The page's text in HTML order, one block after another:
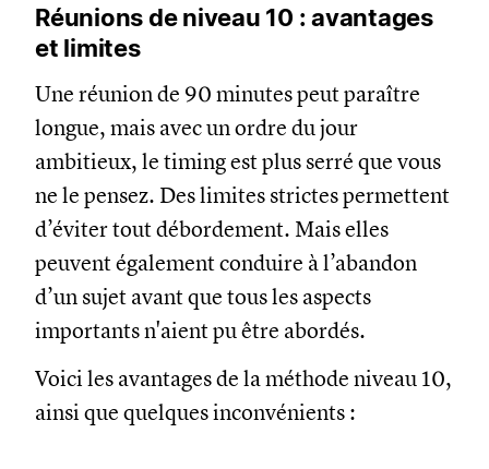
Réunions de niveau 10 : avantages
et limites
Une réunion de 90 minutes peut paraître
longue, mais avec un ordre du jour
ambitieux, le timing est plus serré que vous
ne le pensez. Des limites strictes permettent
d’éviter tout débordement. Mais elles
peuvent également conduire à l’abandon
d’un sujet avant que tous les aspects
importants n'aient pu être abordés.
Voici les avantages de la méthode niveau 10,
ainsi que quelques inconvénients :